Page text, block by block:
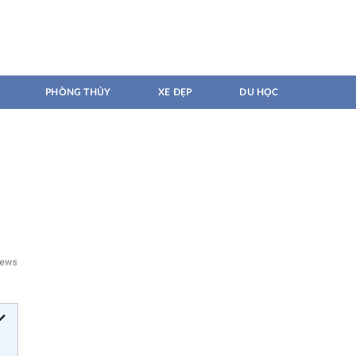
PHÒNG THỦY XE ĐẸP DU HỌC